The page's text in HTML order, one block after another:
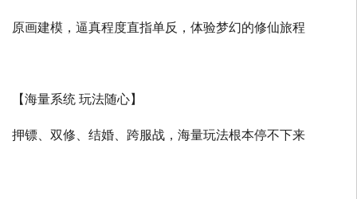
原画建模，逼真程度直指单反，体验梦幻的修仙旅程
【海量系统 玩法随心】
押镖、双修、结婚、跨服战，海量玩法根本停不下来